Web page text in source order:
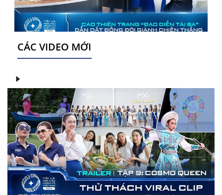
CÁC VIDEO MỚI